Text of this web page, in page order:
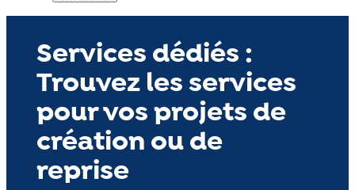
Services dédiés :
Trouvez les services
pour vos projets de
création ou de
reprise